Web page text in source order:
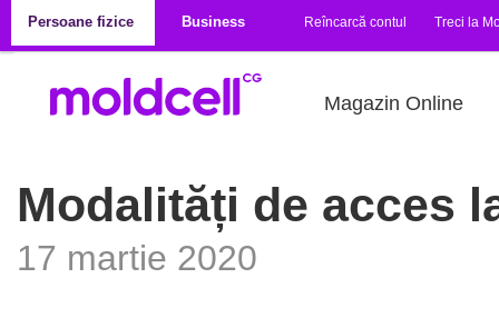
Persoane fizice
Business Reîncarcă contul Treci la
Magazin Online
Modalități de acces
17 martie 2020